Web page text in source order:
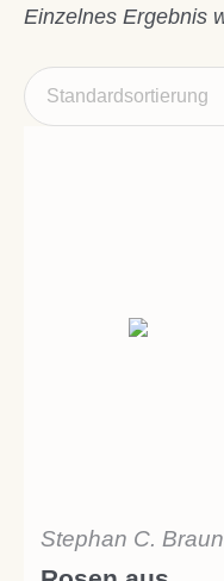
Einzelnes Ergebnis
Stephan C. Braun